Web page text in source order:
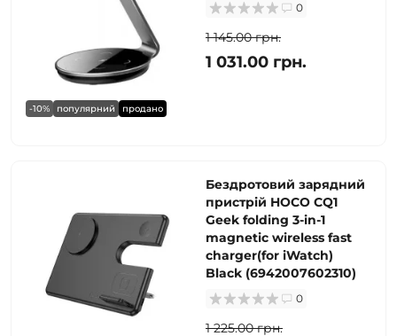
-10% популярний продано
0
1 145.00 грн.
1 031.00 грн.
Бездротовий зарядний
пристрій HOCO CQ1
Geek folding 3-in-1
magnetic wireless fast
charger(for iWatch)
Black (6942007602310)
0
1 225.00 грн.